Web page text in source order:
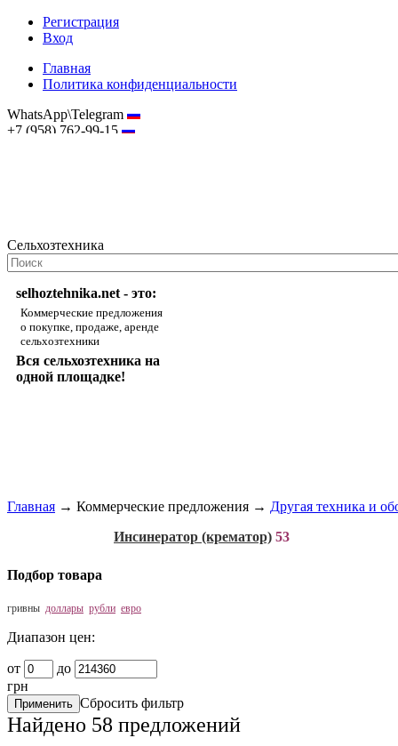
Регистрация
Вход
Главная
Политика конфиденциальности
WhatsApp\Telegram
+7 (958) 762-99-15
Сельхозтехника
selhoztehnika.net - это:
Коммерческие предложения
о покупке, продаже, аренде
сельхозтехники
Вся сельхозтехника на
одной площадке!
Главная → Коммерческие предложения → Другая техника и
Инсинератор (крематор) 53
Подбор товара
гривны доллары рубли евро
Диапазон цен:
от
до
грн
Сбросить фильтр
Найдено 58 предложений